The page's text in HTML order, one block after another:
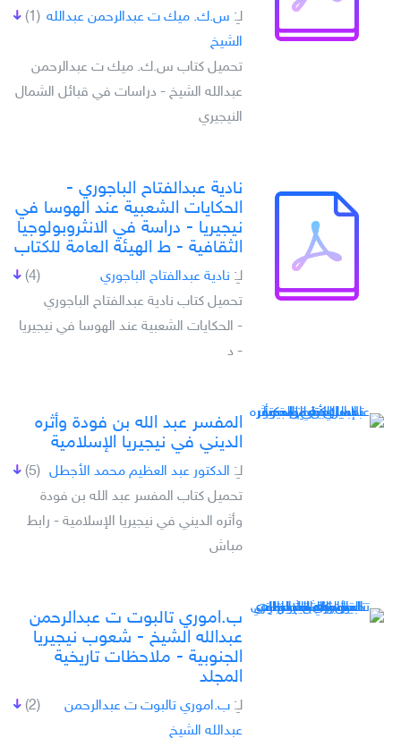
(1) لـِ: س.ك. ميك ت عبدالرحمن عبدالله
الشيخ
تحميل كتاب س.ك. ميك ت عبدالرحمن
عبدالله الشيخ - دراسات في قبائل الشمال
النيجيري
نادية عبدالفتاح الباجوري -
الحكايات الشعبية عند الهوسا في
نيجيريا - دراسة في الانثروبولوجيا
الثقافية - ط الهيئة العامة للكتاب
(4) لـِ: نادية عبدالفتاح الباجوري
تحميل كتاب نادية عبدالفتاح الباجوري
- الحكايات الشعبية عند الهوسا في نيجيريا
- د
المفسر عبد الله بن فودة وأثره
الديني في نيجيريا الإسلامية
(5) لـِ: الدكتور عبد العظيم محمد الأجطل
تحميل كتاب المفسر عبد الله بن فودة
وأثره الديني في نيجيريا الإسلامية - رابط
مباش
ب.اموري تالبوت ت عبدالرحمن
عبدالله الشيخ - شعوب نيجيريا
الجنوبية - ملاحظات تاريخية
المجلد
(2) لـِ: ب.اموري تالبوت ت عبدالرحمن
عبدالله الشيخ